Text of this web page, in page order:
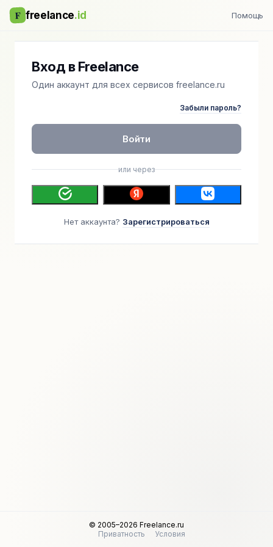
F freelance.id Помощь
Вход в Freelance
Один аккаунт для всех сервисов freelance.ru
Забыли пароль?
Войти
или через
Нет аккаунта? Зарегистрироваться
© 2005–2026 Freelance.ru
Приватность
Условия